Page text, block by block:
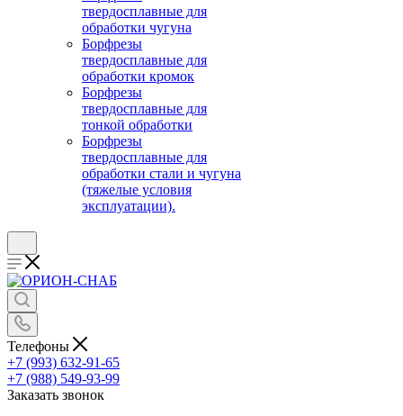
твердосплавные для
обработки чугуна
Борфрезы
твердосплавные для
обработки кромок
Борфрезы
твердосплавные для
тонкой обработки
Борфрезы
твердосплавные для
обработки стали и чугуна
(тяжелые условия
эксплуатации).
Телефоны
+7 (993) 632-91-65
+7 (988) 549-93-99
Заказать звонок